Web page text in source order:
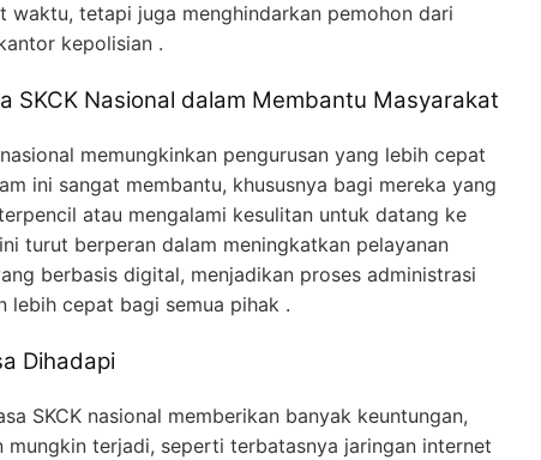
waktu, tetapi juga menghindarkan pemohon dari
kepolisian .
SKCK Nasional dalam Membantu Masyarakat
memungkinkan pengurusan yang lebih cepat
ini sangat membantu, khususnya bagi mereka yang
atau mengalami kesulitan untuk datang ke
turut berperan dalam meningkatkan pelayanan
berbasis digital, menjadikan proses administrasi
lebih cepat bagi semua pihak .
Dihadapi
SKCK nasional memberikan banyak keuntungan,
mungkin terjadi, seperti terbatasnya jaringan internet